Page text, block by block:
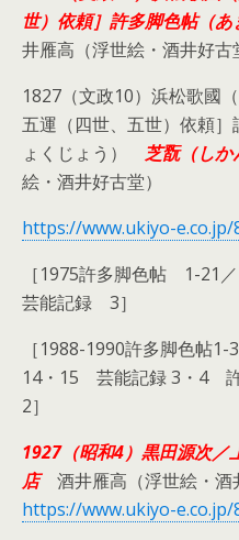
世）依頼］許多脚色帖（あ
井雁高（浮世絵・酒井好
1827（文政10）浜松歌國
五運（四世、五世）依頼
ょくじょう） 芝翫（しか
絵・酒井好古堂）
https://www.ukiyo-e.co.jp/
［1975許多脚色帖 1-21
芸能記録 3］
［1988-1990許多脚色帖
14・15 芸能記録 3・4
2］
1927（昭和4）黒田源次／
店酒井雁高（浮世絵・酒
https://www.ukiyo-e.co.jp/